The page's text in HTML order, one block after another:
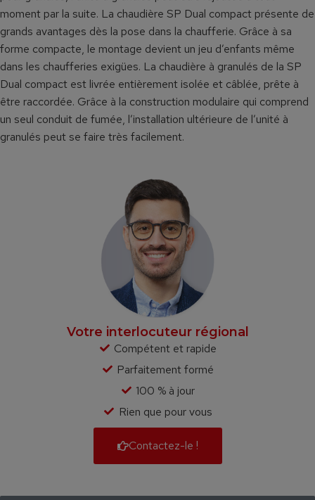
moment par la suite. La chaudière SP Dual compact présente de
grands avantages dès la pose dans la chaufferie. Grâce à sa
forme compacte, le montage devient un jeu d’enfants même
dans les chaufferies exigües. La chaudière à granulés de la SP
Dual compact est livrée entièrement isolée et câblée, prête à
être raccordée. Grâce à la construction modulaire qui comprend
un seul conduit de fumée, l’installation ultérieure de l’unité à
granulés peut se faire très facilement.
Votre interlocuteur régional
Compétent et rapide
Parfaitement formé
100 % à jour
Rien que pour vous
Contactez-le !